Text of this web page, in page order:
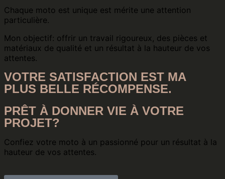
Chaque moto est unique est mérite une attention
particulière.
Mon objectif: offrir un travail rigoureux, des pièces et
matériaux de qualité et un résultat à la hauteur de vos
attentes.
VOTRE SATISFACTION EST MA
PLUS BELLE RÉCOMPENSE.
PRÊT À DONNER VIE À VOTRE
PROJET?
Confiez votre moto à un passionné pour un résultat à la
hauteur de vos attentes.